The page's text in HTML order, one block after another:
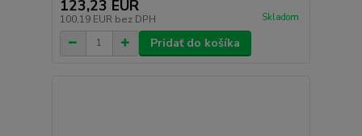
123,23 EUR
100,19 EUR bez DPH Skladom
Pridať do košíka